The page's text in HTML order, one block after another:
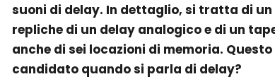
suoni di delay. In dettaglio, si tratta di
repliche di un delay analogico e di un
anche di sei locazioni di memoria.
candidato quando si parla di delay?